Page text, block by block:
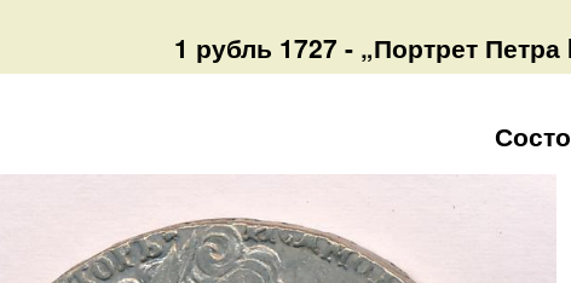
1 рубль 1727 - „Портрет